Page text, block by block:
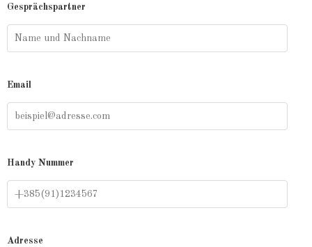
Gesprächspartner
Email
Handy Nummer
Adresse